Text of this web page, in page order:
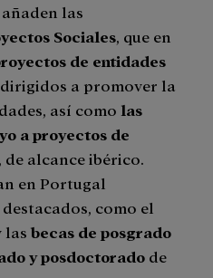
las
Sociales , que en
de entidades
a promover la
así como las
a proyectos de
, de alcance ibérico.
en Portugal
como el
las becas de posgrado
y posdoctorado de